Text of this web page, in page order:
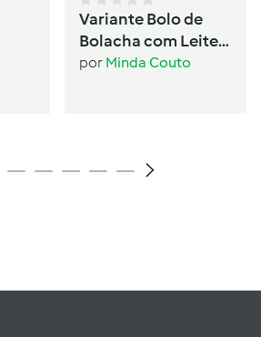
Variante Bolo de
Bolacha com Leite
Condensado
por Minda Couto